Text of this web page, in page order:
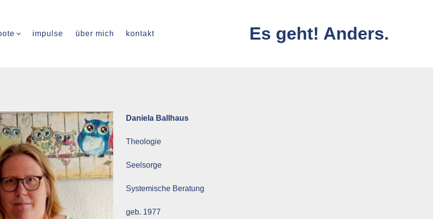
Es geht! Anders.
impulse über mich kontakt
Daniela Ballhaus
Theologie
Seelsorge
Systemische Beratung
geb. 1977